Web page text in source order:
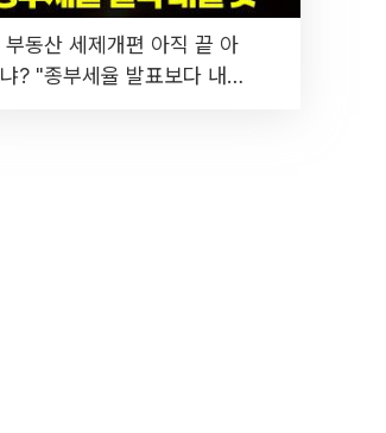
부동산 세제개편 아직 끝 아
냐? "종부세율 발표보다 내릴